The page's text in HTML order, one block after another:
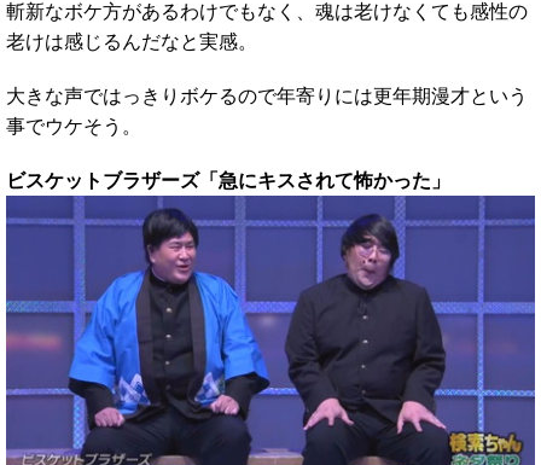
斬新なボケ方があるわけでもなく、魂は老けなくても感性の
老けは感じるんだなと実感。
大きな声ではっきりボケるので年寄りには更年期漫才という
事でウケそう。
ビスケットブラザーズ「急にキスされて怖かった」